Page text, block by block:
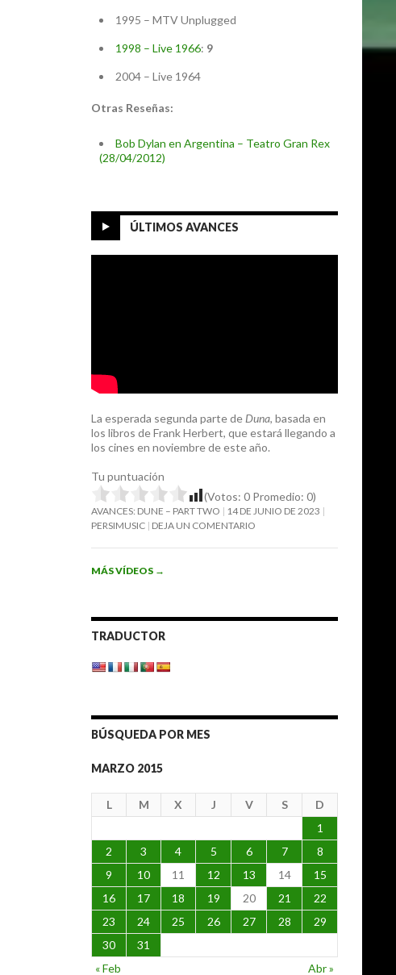
1995 – MTV Unplugged
1998 – Live 1966: 9
2004 – Live 1964
Otras Reseñas:
Bob Dylan en Argentina – Teatro Gran Rex
(28/04/2012)
ÚLTIMOS AVANCES
La esperada segunda parte de Duna, basada en
los libros de Frank Herbert, que estará llegando a
los cines en noviembre de este año.
Tu puntuación
(Votos: 0 Promedio: 0)
AVANCES: DUNE – PART TWO
14 DE JUNIO DE 2023
PERSIMUSIC DEJA UN COMENTARIO
MÁS VÍDEOS →
TRADUCTOR
BÚSQUEDA POR MES
MARZO 2015
L M X J V S
D
1
2
3 4 5 6 7
8
9
10 11 12 13 14
15
16
17 18 19 20 21
22
23
24 25 26 27 28
29
30
31
« Feb
Abr »